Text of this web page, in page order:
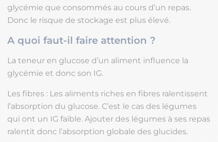
glycémie que consommés au cours d’un repas.
Donc le risque de stockage est plus élevé.
A quoi faut-il faire attention ?
La teneur en glucose d’un aliment influence la
glycémie et donc son IG.
Les fibres : Les aliments riches en fibres ralentissent
l’absorption du glucose. C’est le cas des légumes
qui ont un IG faible. Ajouter des légumes à ses repas
ralentit donc l’absorption globale des glucides.